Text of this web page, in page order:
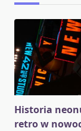
Historia
retro w